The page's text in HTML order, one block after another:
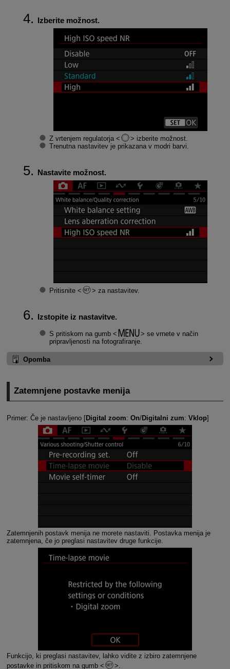
Izberite možnost.
Z vrtenjem regulatorja
izberite možnost.
Trenutna nastavitev je prikazana v modri barvi.
Nastavite možnost.
Pritisnite za nastavitev.
Izstopite iz nastavitve.
S pritiskom na gumb
se vrnete v način
pripravljenosti na fotografiranje.
Opomba
Zatemnjene postavke menija
Primer: Če je nastavljeno [Digital zoom: On/Digitalni zum: Vklop]
Zatemnjenih postavk menija ne morete nastaviti. Postavka menija je
zatemnjena, če jo preglasi nastavitev druge funkcije.
Funkcijo, ki preglasi nastavitev, lahko vidite z izbiro zatemnjene
postavke in pritiskom na gumb
.